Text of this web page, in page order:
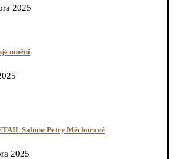
2025
umění
Salonu Petry Měchurové
2025